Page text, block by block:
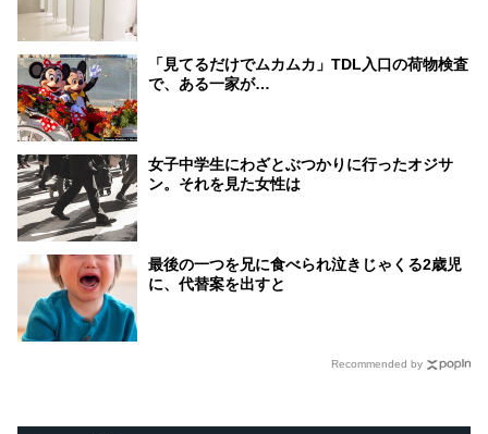
「見てるだけでムカムカ」TDL入口の荷物検査
で、ある一家が…
女子中学生にわざとぶつかりに行ったオジサ
ン。それを見た女性は
最後の一つを兄に食べられ泣きじゃくる2歳児
に、代替案を出すと
Recommended by